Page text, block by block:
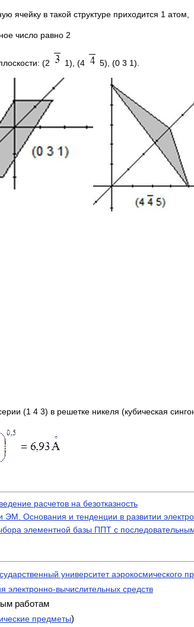
ячейку в такой структуре приходится 1 атом,
число равно 2
(2 1), (4 5), (0 3 1).
(1 4 3) в решетке никеля (кубическая
расчетов на безотказность
ЭМ. Основания и тенденции в развитии
элементной базы ППТ с
университет аэрокосмического
электронно-вычислительных средств
работам
предметы)